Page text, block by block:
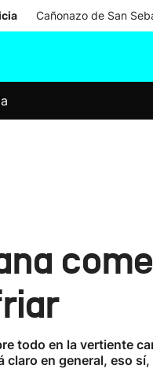
Cañonazo de San
todo en la vertiente
en general, eso